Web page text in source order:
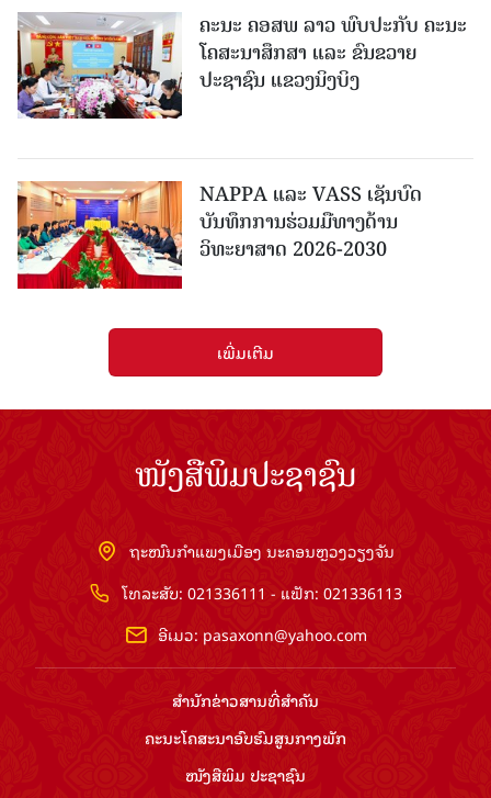
ຄະນະ ຄອສພ ລາວ ພົບປະກັບ ຄະນະ
ໂຄສະນາສຶກສາ ແລະ ຂົນຂວາຍ
ປະຊາຊົນ ແຂວງນິງບິງ
NAPPA ແລະ VASS ເຊັນບົດ
ບັນທຶກການຮ່ວມມືທາງດ້ານ
ວິທະຍາສາດ 2026-2030
ເພີ່ມເຕີມ
ໜັງສືພິມປະຊາຊົນ
ຖະໜົນກຳແພງເມືອງ ນະຄອນຫຼວງວຽງຈັນ
ໂທລະສັບ: 021336111 - ແຟັກ: 021336113
ອີເມວ: pasaxonn@yahoo.com
ສຳ​ນັກ​ຂ່າວ​ສານ​ທີ່​ສຳ​ຄັນ​
ຄະນະໂຄສະນາອົບຮົມ​ສູນ​ກາງ​ພັກ
ໜັງສືພິມ ປະ​ຊາ​ຊົນ